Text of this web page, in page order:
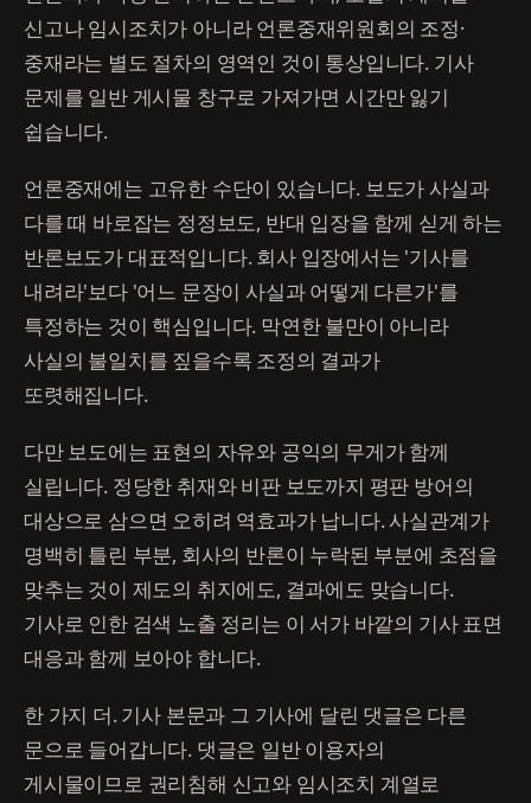
신고나 임시조치가 아니라 언론중재위원회의 조정·
중재라는 별도 절차의 영역인 것이 통상입니다. 기사
문제를 일반 게시물 창구로 가져가면 시간만 잃기
쉽습니다.
언론중재에는 고유한 수단이 있습니다. 보도가 사실과
다를 때 바로잡는 정정보도, 반대 입장을 함께 싣게 하는
반론보도가 대표적입니다. 회사 입장에서는 '기사를
내려라'보다 '어느 문장이 사실과 어떻게 다른가'를
특정하는 것이 핵심입니다. 막연한 불만이 아니라
사실의 불일치를 짚을수록 조정의 결과가
또렷해집니다.
다만 보도에는 표현의 자유와 공익의 무게가 함께
실립니다. 정당한 취재와 비판 보도까지 평판 방어의
대상으로 삼으면 오히려 역효과가 납니다. 사실관계가
명백히 틀린 부분, 회사의 반론이 누락된 부분에 초점을
맞추는 것이 제도의 취지에도, 결과에도 맞습니다.
기사로 인한 검색 노출 정리는 이 서가 바깥의 기사 표면
대응과 함께 보아야 합니다.
한 가지 더. 기사 본문과 그 기사에 달린 댓글은 다른
문으로 들어갑니다. 댓글은 일반 이용자의
게시물이므로 권리침해 신고와 임시조치 계열로